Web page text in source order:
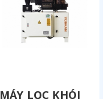
MÁY LỌC KHÓI